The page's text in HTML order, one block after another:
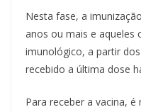
Nesta fase, a
anos ou mais e
imunológico, a partir
recebido a última dose
Para receber a vacina,